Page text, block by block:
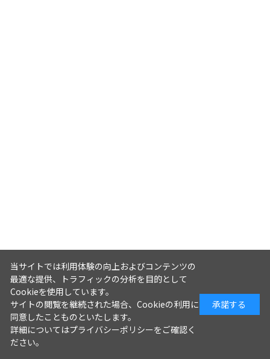
当サイトでは利用体験の向上およびコンテンツの
最適な提供、トラフィックの分析を目的として
Cookieを使用しています。
サイトの閲覧を継続された場合、Cookieの利用に
同意したことものといたします。
詳細についてはプライバシーポリシーをご確認く
ださい。
承諾する